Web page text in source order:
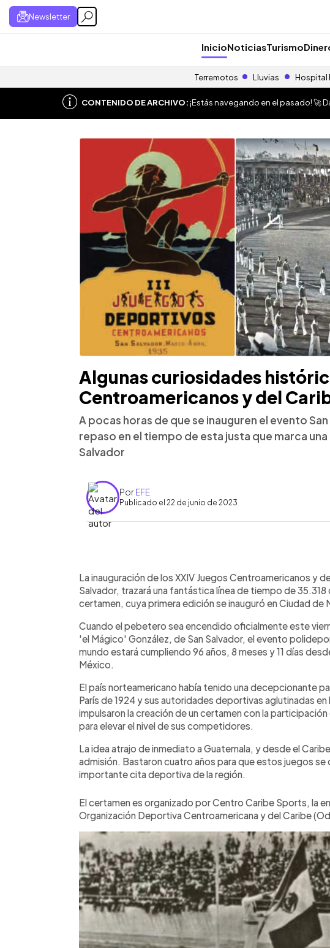
Newsletter
InicioNoticiasTurismo
Terremotos Lluvias Hospital
CONTENIDO DE ARCHIVO:¡Estás navegando en el pasado! 🚀
Algunas curiosidades
Centroamericanos y del
A pocas horas de que se inauguren el evento
repaso en el tiempo de esta justa que marca
Salvador
PorEFE
Publicado el 22 de junio de 2023
Escuchar artículo
La inauguración de los XXIV Juegos Centroamericanos y
Salvador, trazará una fantástica línea de tiempo de
certamen, cuya primera edición se inauguró en Ciudad de
Cuando el pebetero sea encendido oficialmente este
'el Mágico' González, de San Salvador, el evento
mundo estará cumpliendo 96 años, 8 meses y 11 días
México.
El país norteamericano había tenido una decepcionante
París de 1924 y sus autoridades deportivas aglutinadas
impulsaron la creación de un certamen con la
para elevar el nivel de sus competidores.
La idea atrajo de inmediato a Guatemala, y desde el
admisión. Bastaron cuatro años para que estos juegos se
importante cita deportiva de la región.
El certamen es organizado por Centro Caribe Sports, la
Organización Deportiva Centroamericana y del Caribe